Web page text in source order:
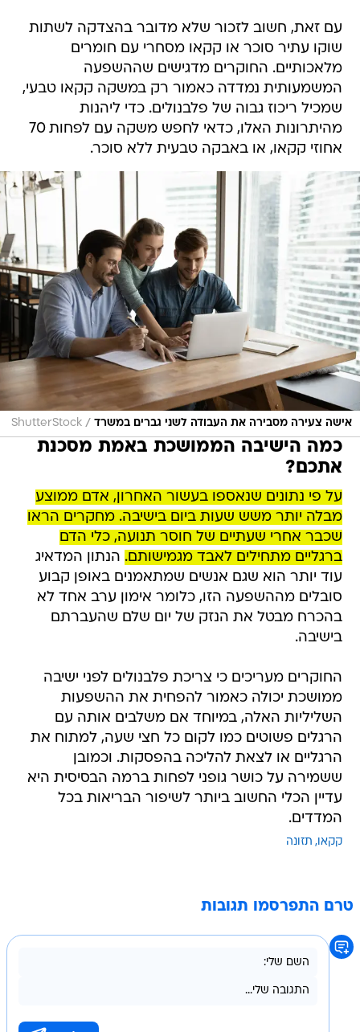
עם זאת, חשוב לזכור שלא מדובר בהצדקה לשתות
שוקו עתיר סוכר או קקאו מסחרי עם חומרים
מלאכותיים. החוקרים מדגישים שההשפעה
המשמעותית נמדדה כאמור רק במשקה קקאו טבעי,
שמכיל ריכוז גבוה של פלבנולים. כדי ליהנות
מהיתרונות האלו, כדאי לחפש משקה עם לפחות 70
אחוזי קקאו, או באבקה טבעית ללא סוכר.
אישה צעירה מסבירה את העבודה לשני גברים במשרד /
ShutterStock
כמה הישיבה הממושכת באמת מסכנת
אתכם?
על פי נתונים שנאספו בעשור האחרון, אדם ממוצע
מבלה יותר משש שעות ביום בישיבה. מחקרים הראו
שכבר אחרי שעתיים של חוסר תנועה, כלי הדם
ברגליים מתחילים לאבד מגמישותם. הנתון המדאיג
עוד יותר הוא שגם אנשים שמתאמנים באופן קבוע
סובלים מההשפעה הזו, כלומר אימון ערב אחד לא
בהכרח מבטל את הנזק של יום שלם שהעברתם
בישיבה.
החוקרים מעריכים כי צריכת פלבנולים לפני ישיבה
ממושכת יכולה כאמור להפחית את ההשפעות
השליליות האלה, במיוחד אם משלבים אותה עם
הרגלים פשוטים כמו לקום כל חצי שעה, למתוח את
הרגליים או לצאת להליכה בהפסקות. וכמובן
ששמירה על כושר גופני לפחות ברמה הבסיסית היא
עדיין הכלי החשוב ביותר לשיפור הבריאות בכל
המדדים.
קקאו תזונה
טרם התפרסמו תגובות